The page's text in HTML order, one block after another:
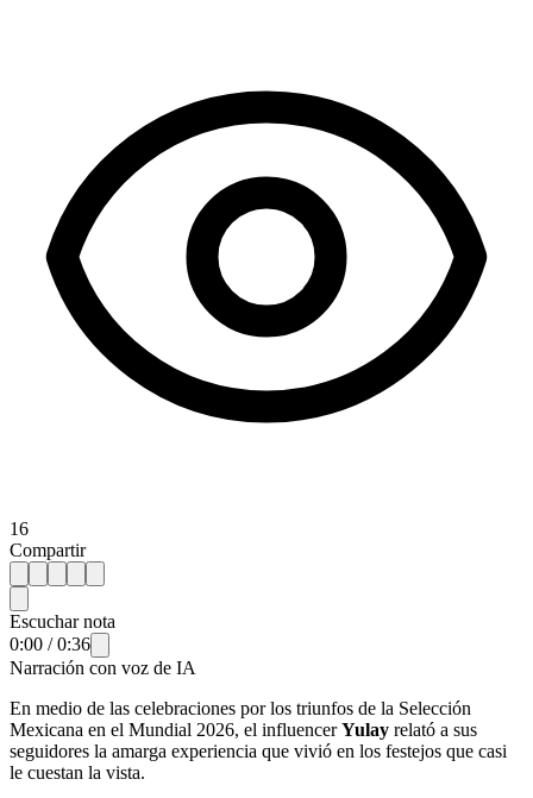
16
Compartir
Escuchar nota
0:00 /0:36
Narración con voz de IA
En medio de las celebraciones por los triunfos de la Selección
Mexicana en el Mundial 2026, el influencerYulay relató a sus
seguidores la amarga experiencia que vivió en los festejos que casi
le cuestan la vista.